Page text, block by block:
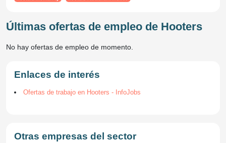
Últimas ofertas de empleo de Hooters
No hay ofertas de empleo de momento.
Enlaces de interés
Ofertas de trabajo en Hooters - InfoJobs
Otras empresas del sector